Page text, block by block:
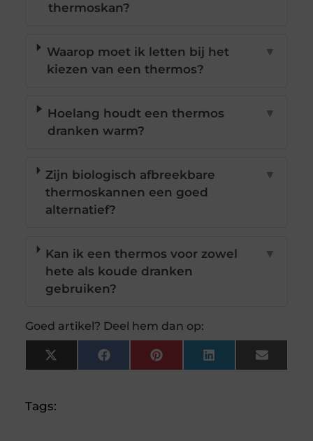
thermoskan?
Waarop moet ik letten bij het
kiezen van een thermos?
▼
Hoelang houdt een thermos
dranken warm?
▼
Zijn biologisch afbreekbare
thermoskannen een goed
alternatief?
▼
Kan ik een thermos voor zowel
hete als koude dranken
gebruiken?
▼
Goed artikel? Deel hem dan op:
X
(Twitter)
FacebookPinterestLinkedInEmail
Tags: